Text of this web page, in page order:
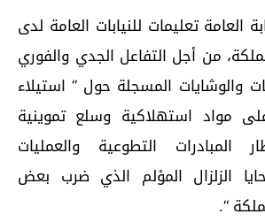
العامة تعليمات للنيابات العامة لدى
من أجل التفاعل الجدي والفوري
والوشايات المسجلة حول ” استيلاء
مواد استهلاكية وسلع تموينية
التطوعية والعمليات
الزلزال المؤلم الذي ضرب بعض
“.